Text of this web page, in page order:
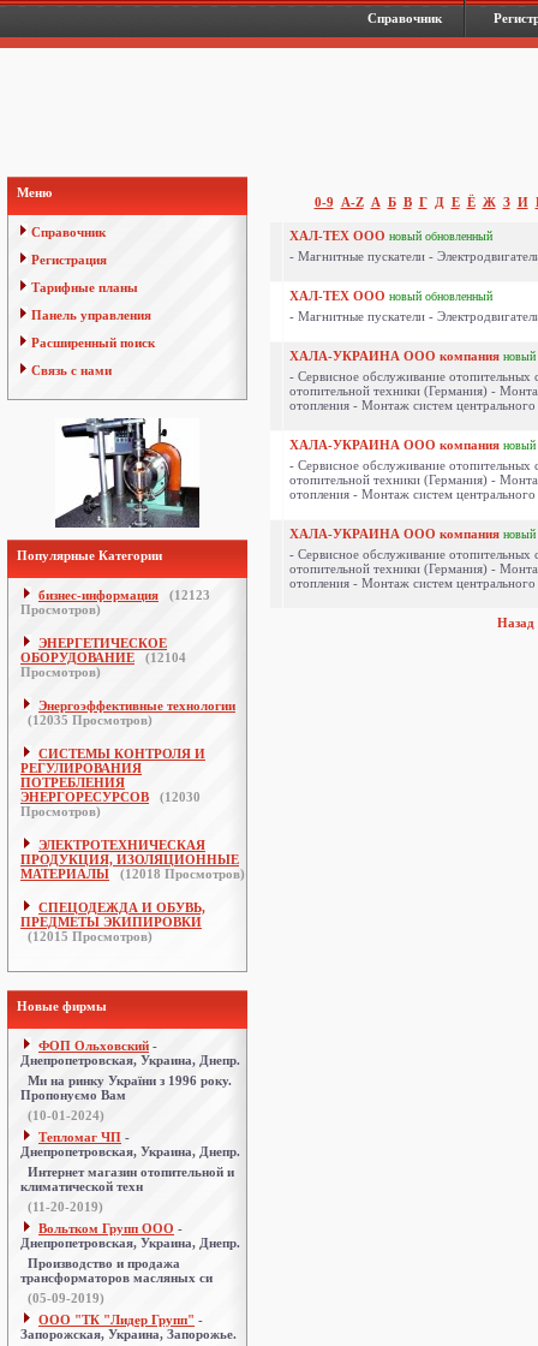
Справочник
Меню
Справочник
Регистрация
Тарифные планы
Панель управления
Расширенный поиск
Связь с нами
Популярные Категории
бизнес-информация (12123
Просмотров)
ЭНЕРГЕТИЧЕСКОЕ
ОБОРУДОВАНИЕ
(12104
Просмотров)
Энергоэффективные технологии
(12035 Просмотров)
СИСТЕМЫ КОНТРОЛЯ И
РЕГУЛИРОВАНИЯ
ПОТРЕБЛЕНИЯ
ЭНЕРГОРЕСУРСОВ
(12030
Просмотров)
ЭЛЕКТРОТЕХНИЧЕСКАЯ
ПРОДУКЦИЯ, ИЗОЛЯЦИОННЫЕ
МАТЕРИАЛЫ
(12018 Просмотров)
СПЕЦОДЕЖДА И ОБУВЬ,
ПРЕДМЕТЫ ЭКИПИРОВКИ
(12015 Просмотров)
Новые фирмы
ФОП Ольховский -
Днепропетровская, Украина, Днепр.
Ми на ринку України з 1996 року.
Пропонуємо Вам
(10-01-2024)
Тепломаг ЧП -
Днепропетровская, Украина, Днепр.
Интернет магазин отопительной и
климатической техн
(11-20-2019)
Вольтком Групп ООО -
Днепропетровская, Украина, Днепр.
Производство и продажа
трансформаторов масляных си
(05-09-2019)
ООО "ТК "Лидер Групп" -
Запорожская, Украина, Запорожье.
0-9 A-Z А Б В Г Д Е Ё Ж З И
ХАЛ-ТЕХ ООО новый обновленный
- Магнитные пускатели -
ХАЛ-ТЕХ ООО новый обновленный
- Магнитные пускатели -
ХАЛА-УКРАИНА ООО компания новый
- Сервисное обслуживание отопительных
отопительной техники (Германия) -
отопления - Монтаж систем
ХАЛА-УКРАИНА ООО компания новый
- Сервисное обслуживание отопительных
отопительной техники (Германия) -
отопления - Монтаж систем
ХАЛА-УКРАИНА ООО компания новый
- Сервисное обслуживание отопительных
отопительной техники (Германия) -
отопления - Монтаж систем
Назад